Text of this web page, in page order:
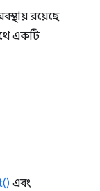
রয়েছে
একটি
এবং